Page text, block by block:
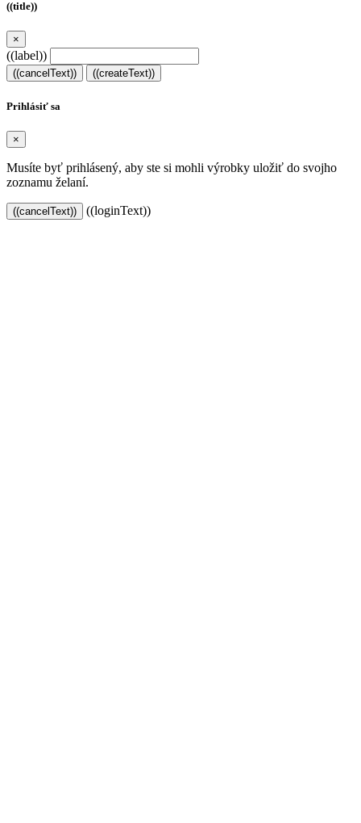
((title))
×
((label))
((cancelText)) ((createText))
Prihlásiť sa
×
Musíte byť prihlásený, aby ste si mohli výrobky uložiť do svojho
zoznamu želaní.
((cancelText)) ((loginText))